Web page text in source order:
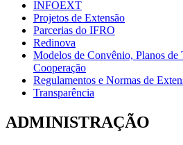
INFOEXT
Projetos de Extensão
Parcerias do IFRO
Redinova
Modelos de Convênio, Planos de
Cooperação
Regulamentos e Normas de
Transparência
ADMINISTRAÇÃO